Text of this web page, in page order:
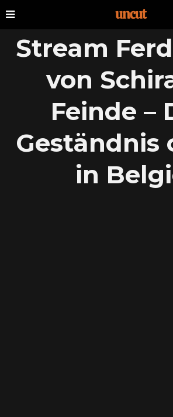
Stream
von
Feinde –
Geständnis
in